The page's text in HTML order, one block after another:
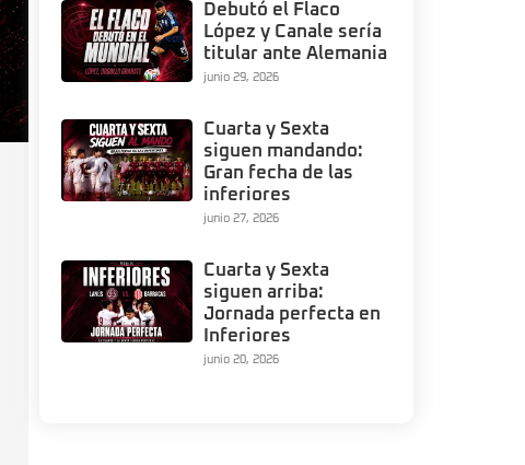
Debutó el Flaco
López y Canale sería
titular ante Alemania
junio 29, 2026
Cuarta y Sexta
siguen mandando:
Gran fecha de las
inferiores
junio 27, 2026
Cuarta y Sexta
siguen arriba:
Jornada perfecta en
Inferiores
junio 20, 2026